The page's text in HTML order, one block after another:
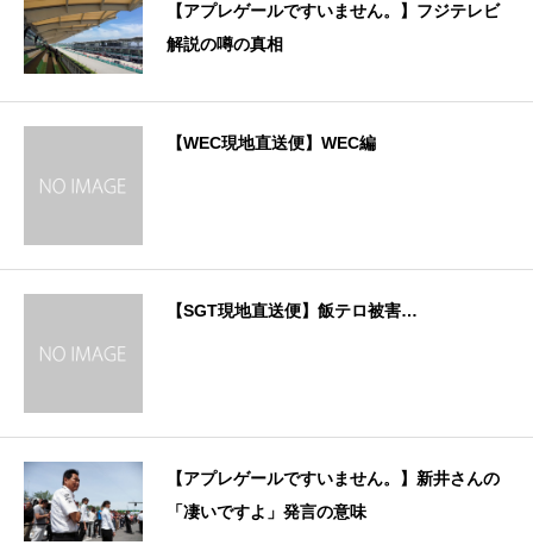
【アプレゲールですいません。】フジテレビ
解説の噂の真相
【WEC現地直送便】WEC編
【SGT現地直送便】飯テロ被害…
【アプレゲールですいません。】新井さんの
「凄いですよ」発言の意味